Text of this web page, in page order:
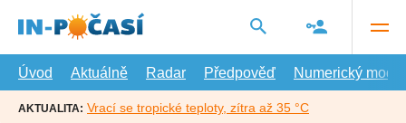
hlavní
Úvod
Aktuálně Radar Předpověď Numerický model
AKTUALITA: Vrací se tropické teploty, zítra až 35 °C